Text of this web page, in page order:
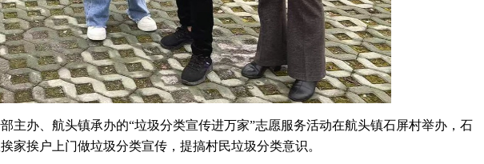
主办、航头镇承办的“垃圾分类宣传进万家”志愿服务活动在航头镇石屏村举办，石
家挨户上门做垃圾分类宣传，提搞村民垃圾分类意识。